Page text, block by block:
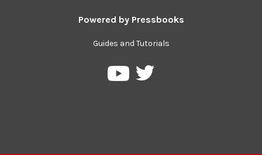
Powered by Pressbooks
Guides and Tutorials
PressbooksPressbooks